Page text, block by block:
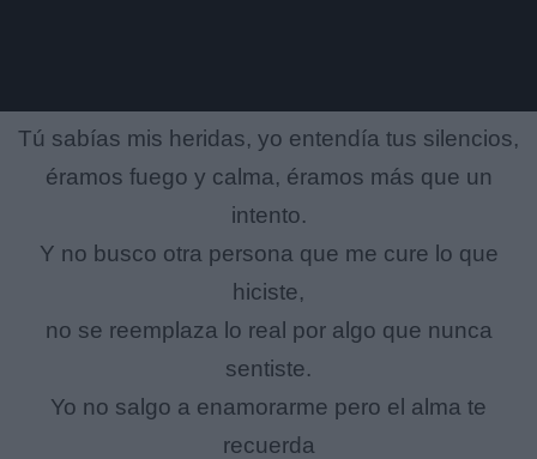
Tú sabías mis heridas, yo entendía tus silencios,
éramos fuego y calma, éramos más que un
intento.
Y no busco otra persona que me cure lo que
hiciste,
no se reemplaza lo real por algo que nunca
sentiste.
Yo no salgo a enamorarme pero el alma te
recuerda